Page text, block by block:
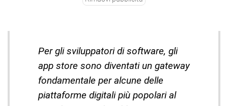
Per gli sviluppatori di software, gli
app store sono diventati un gateway
fondamentale per alcune delle
piattaforme digitali più popolari al